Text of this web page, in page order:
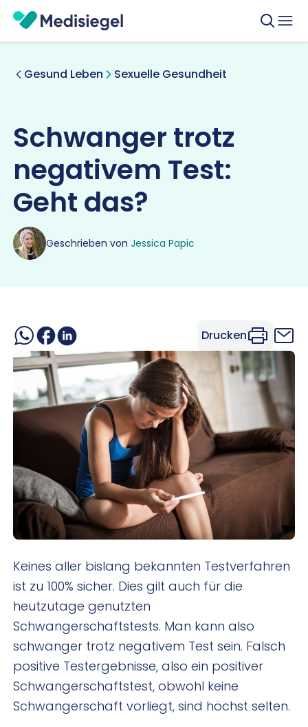
Gesund Leben Sexuelle Gesundheit
Schwanger trotz
negativem Test:
Geht das?
Geschrieben von Jessica Papic
Drucken
Keines aller bislang bekannten Testverfahren
ist zu 100% sicher. Dies gilt auch für die
heutzutage genutzten
Schwangerschaftstests. Man kann also
schwanger trotz negativem Test sein. Falsch
positive Testergebnisse, also ein positiver
Schwangerschaftstest, obwohl keine
Schwangerschaft vorliegt, sind höchst selten.